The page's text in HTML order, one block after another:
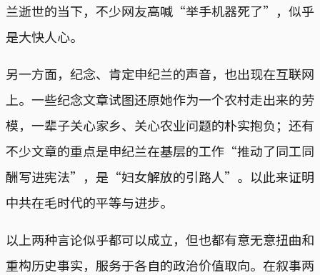
兰逝世的当下，不少网友高喊“举手机器死了”，似乎
是大快人心。
另一方面，纪念、肯定申纪兰的声音，也出现在互联网
上。一些纪念文章试图还原她作为一个农村走出来的劳
模，一辈子关心家乡、关心农业问题的朴实抱负；还有
不少文章的重点是申纪兰在基层的工作“推动了同工同
酬写进宪法”，是“妇女解放的引路人”。以此来证明
中共在毛时代的平等与进步。
以上两种言论似乎都可以成立，但也都有意无意扭曲和
重构历史事实，服务于各自的政治价值取向。在叙事两